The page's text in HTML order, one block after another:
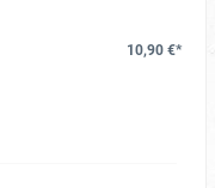
10,90 €*